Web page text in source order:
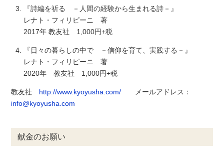
『詩編を祈る －人間の経験から生まれる詩－』
レナト・フィリピーニ 著
2017年 教友社 1,000円+税
『日々の暮らしの中で －信仰を育て、実践する－』
レナト・フィリピーニ 著
2020年 教友社 1,000円+税
教友社 http://www.kyoyusha.com/ メールアドレス：
info@kyoyusha.com
献金のお願い